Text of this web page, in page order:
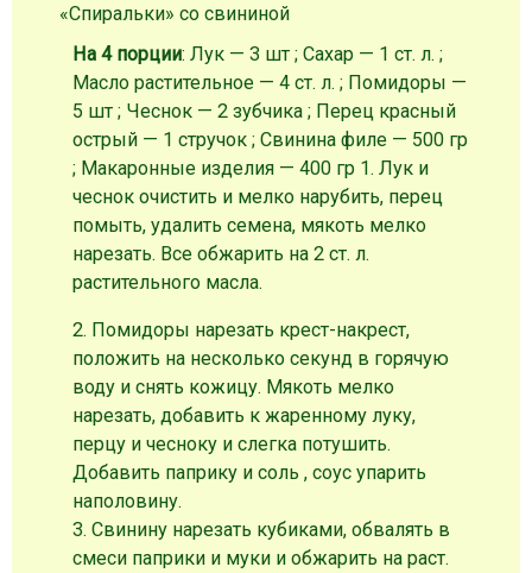
«Спиральки» со свининой
На 4 порции: Лук — 3 шт ; Сахар — 1 ст. л. ;
Масло растительное — 4 ст. л. ; Помидоры —
5 шт ; Чеснок — 2 зубчика ; Перец красный
острый — 1 стручок ; Свинина филе — 500 гр
; Макаронные изделия — 400 гр 1. Лук и
чеснок очистить и мелко нарубить, перец
помыть, удалить семена, мякоть мелко
нарезать. Все обжарить на 2 ст. л.
растительного масла.
2. Помидоры нарезать крест-накрест,
положить на несколько секунд в горячую
воду и снять кожицу. Мякоть мелко
нарезать, добавить к жаренному луку,
перцу и чесноку и слегка потушить.
Добавить паприку и соль , соус упарить
наполовину.
3. Свинину нарезать кубиками, обвалять в
смеси паприки и муки и обжарить на раст.